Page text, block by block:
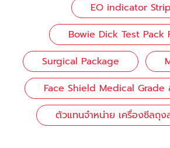
EO indicator Strip
Bowie Dick Test Pack
Surgical Package
Face Shield Medical Grade
ตัวแทนจำหน่าย เครื่องซีลถุง